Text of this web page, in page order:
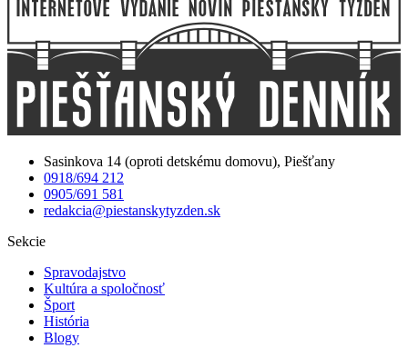
Sasinkova 14 (oproti detskému domovu), Piešťany
0918/694 212
0905/691 581
redakcia@piestanskytyzden.sk
Sekcie
Spravodajstvo
Kultúra a spoločnosť
Šport
História
Blogy